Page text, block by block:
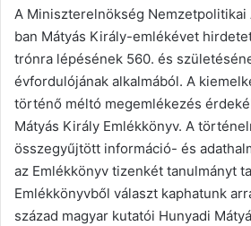
A Miniszterelnökség Nemzetpolitikai
ban Mátyás Király-emlékévet
trónra lépésének 560. és
évfordulójának alkalmából. A
történő méltó megemlékezés
Mátyás Király Emlékkönyv. A
összegyűjtött információ- és
az Emlékkönyv tizenkét tanulmányt
Emlékkönyvből választ kaphatunk
század magyar kutatói Hunyadi